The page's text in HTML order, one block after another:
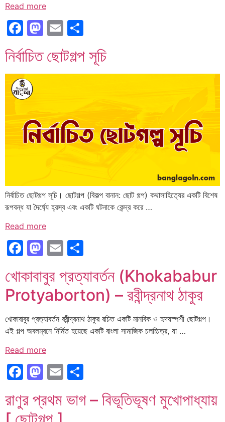
Read more
Facebook
Mastodon
Email
নির্বাচিত ছোটগল্প সূচি
নির্বাচিত ছোটগল্প সূচি। ছোটগল্প (বিকল্প বানান: ছোট গল্প) কথাসাহিত্যের একটি বিশেষ
রূপবন্ধ যা দৈর্ঘ্যে হ্রস্ব এবং একটি ঘটনাকে কেন্দ্র করে …
Read more
Facebook
Mastodon
Email
খোকাবাবুর প্রত্যাবর্তন (Khokababur
Protyaborton) – রবীন্দ্রনাথ ঠাকুর
খোকাবাবুর প্রত্যাবর্তন রবীন্দ্রনাথ ঠাকুর রচিত একটি মানবিক ও হৃদয়স্পর্শী ছোটগল্প।
এই গল্প অবলম্বনে নির্মিত হয়েছে একটি বাংলা সামাজিক চলচ্চিত্র, যা …
Read more
Facebook
Mastodon
Email
রাণুর প্রথম ভাগ – বিভূতিভূষণ মুখোপাধ্যায়